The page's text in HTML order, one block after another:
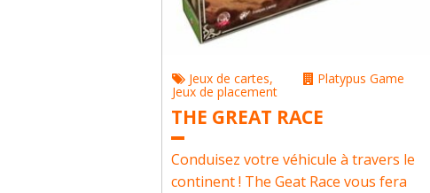
Jeux de cartes,
Jeux de placement
Platypus Game
THE GREAT RACE
Conduisez votre véhicule à travers le
continent ! The Geat Race vous fera